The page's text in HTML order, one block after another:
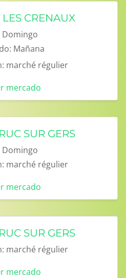
CRENAUX
Domingo
Mañana
marché régulier
mercado
SUR GERS
Domingo
marché régulier
mercado
SUR GERS
marché régulier
mercado